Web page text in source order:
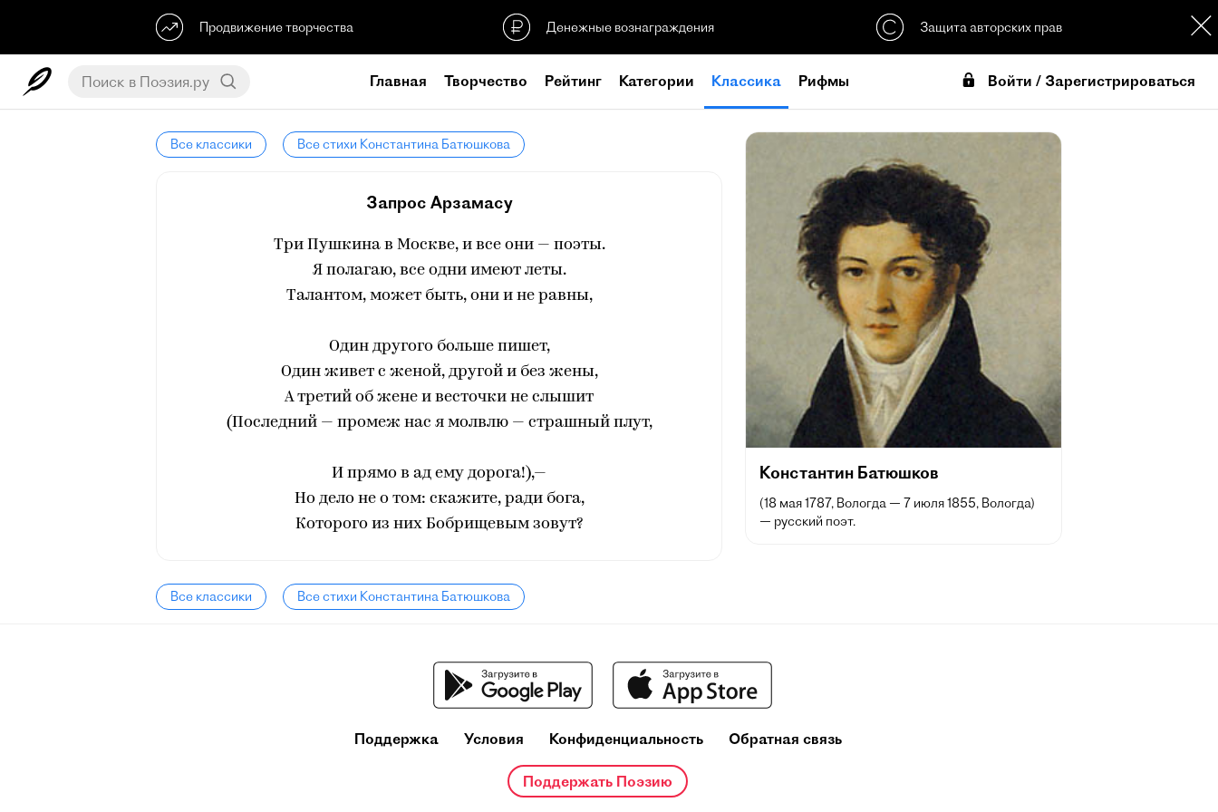
Продвижение творчества Денежные вознаграждения Защита авторских прав
Главная Творчество Рейтинг Категории Классика Рифмы Войти / Зарегистрироваться
Все классики Все стихи Константина Батюшкова
Запрос Арзамасу
Три Пушкина в Москве, и все они — поэты.
Я полагаю, все одни имеют леты.
Талантом, может быть, они и не равны,
Один другого больше пишет,
Один живет с женой, другой и без жены,
А третий об жене и весточки не слышит
(Последний — промеж нас я молвлю — страшный плут,
И прямо в ад ему дорога!),—
Но дело не о том: скажите, ради бога,
Которого из них Бобрищевым зовут?
Все классики Все стихи Константина Батюшкова
Константин Батюшков
(18 мая 1787, Вологда — 7 июля 1855, Вологда)
— русский поэт.
Поддержка Условия Конфиденциальность Обратная связь
Поддержать Поэзию